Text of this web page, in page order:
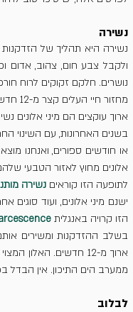
נשירה
נושרים. חלקם זקוקים לרוח
ארוך עוקצים הם מיני אלונים
אלונים מחוץ לאזור הטבעי
לתופעה הזו קוראים נשירה
הזו קרויה באנגלית
בשלב ההזדקנות ומשירים
ממערב הים התיכון. אין הבדל
לבלוב